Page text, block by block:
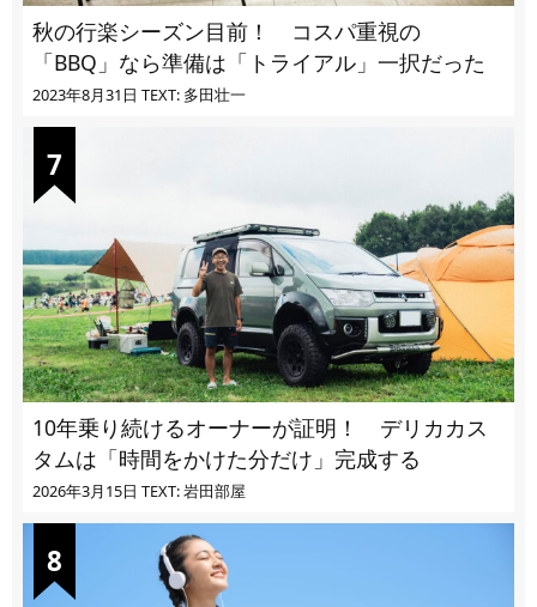
秋の行楽シーズン目前！ コスパ重視の
「BBQ」なら準備は「トライアル」一択だった
2023年8月31日 TEXT: 多田壮一
10年乗り続けるオーナーが証明！ デリカカス
タムは「時間をかけた分だけ」完成する
2026年3月15日 TEXT: 岩田部屋